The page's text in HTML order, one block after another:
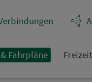
Fahrpläne